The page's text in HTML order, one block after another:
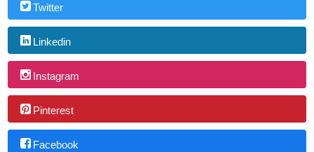
Twitter
Linkedin
Instagram
Pinterest
Facebook